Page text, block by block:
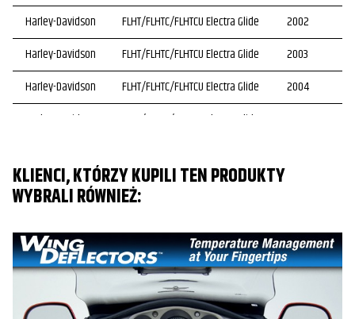
Harley-Davidson
FLHT/FLHTC/FLHTCU Electra Glide
2002
Harley-Davidson
FLHT/FLHTC/FLHTCU Electra Glide
2003
Harley-Davidson
FLHT/FLHTC/FLHTCU Electra Glide
2004
Harley-Davidson
FLHT/FLHTC/FLHTCU Electra Glide
Harley-Davidson
FLHT/FLHTC/FLHTCU Electra Glide
Harley-Davidson
FLHT/FLHTC/FLHTCU Electra Glide
2009
Harley-Davidson
FLHT/FLHTC/FLHTCU Electra Glide
Harley-Davidson
FLHT/FLHTC/FLHTCU Electra Glide 2011
KLIENCI, KTÓRZY KUPILI TEN PRODUKTY
WYBRALI RÓWNIEŻ: